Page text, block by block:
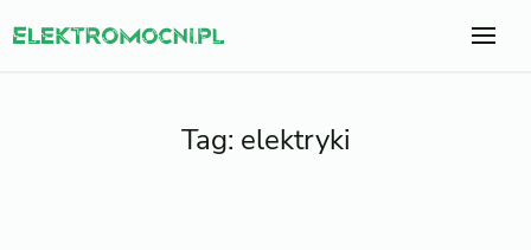
Tag: elektryki